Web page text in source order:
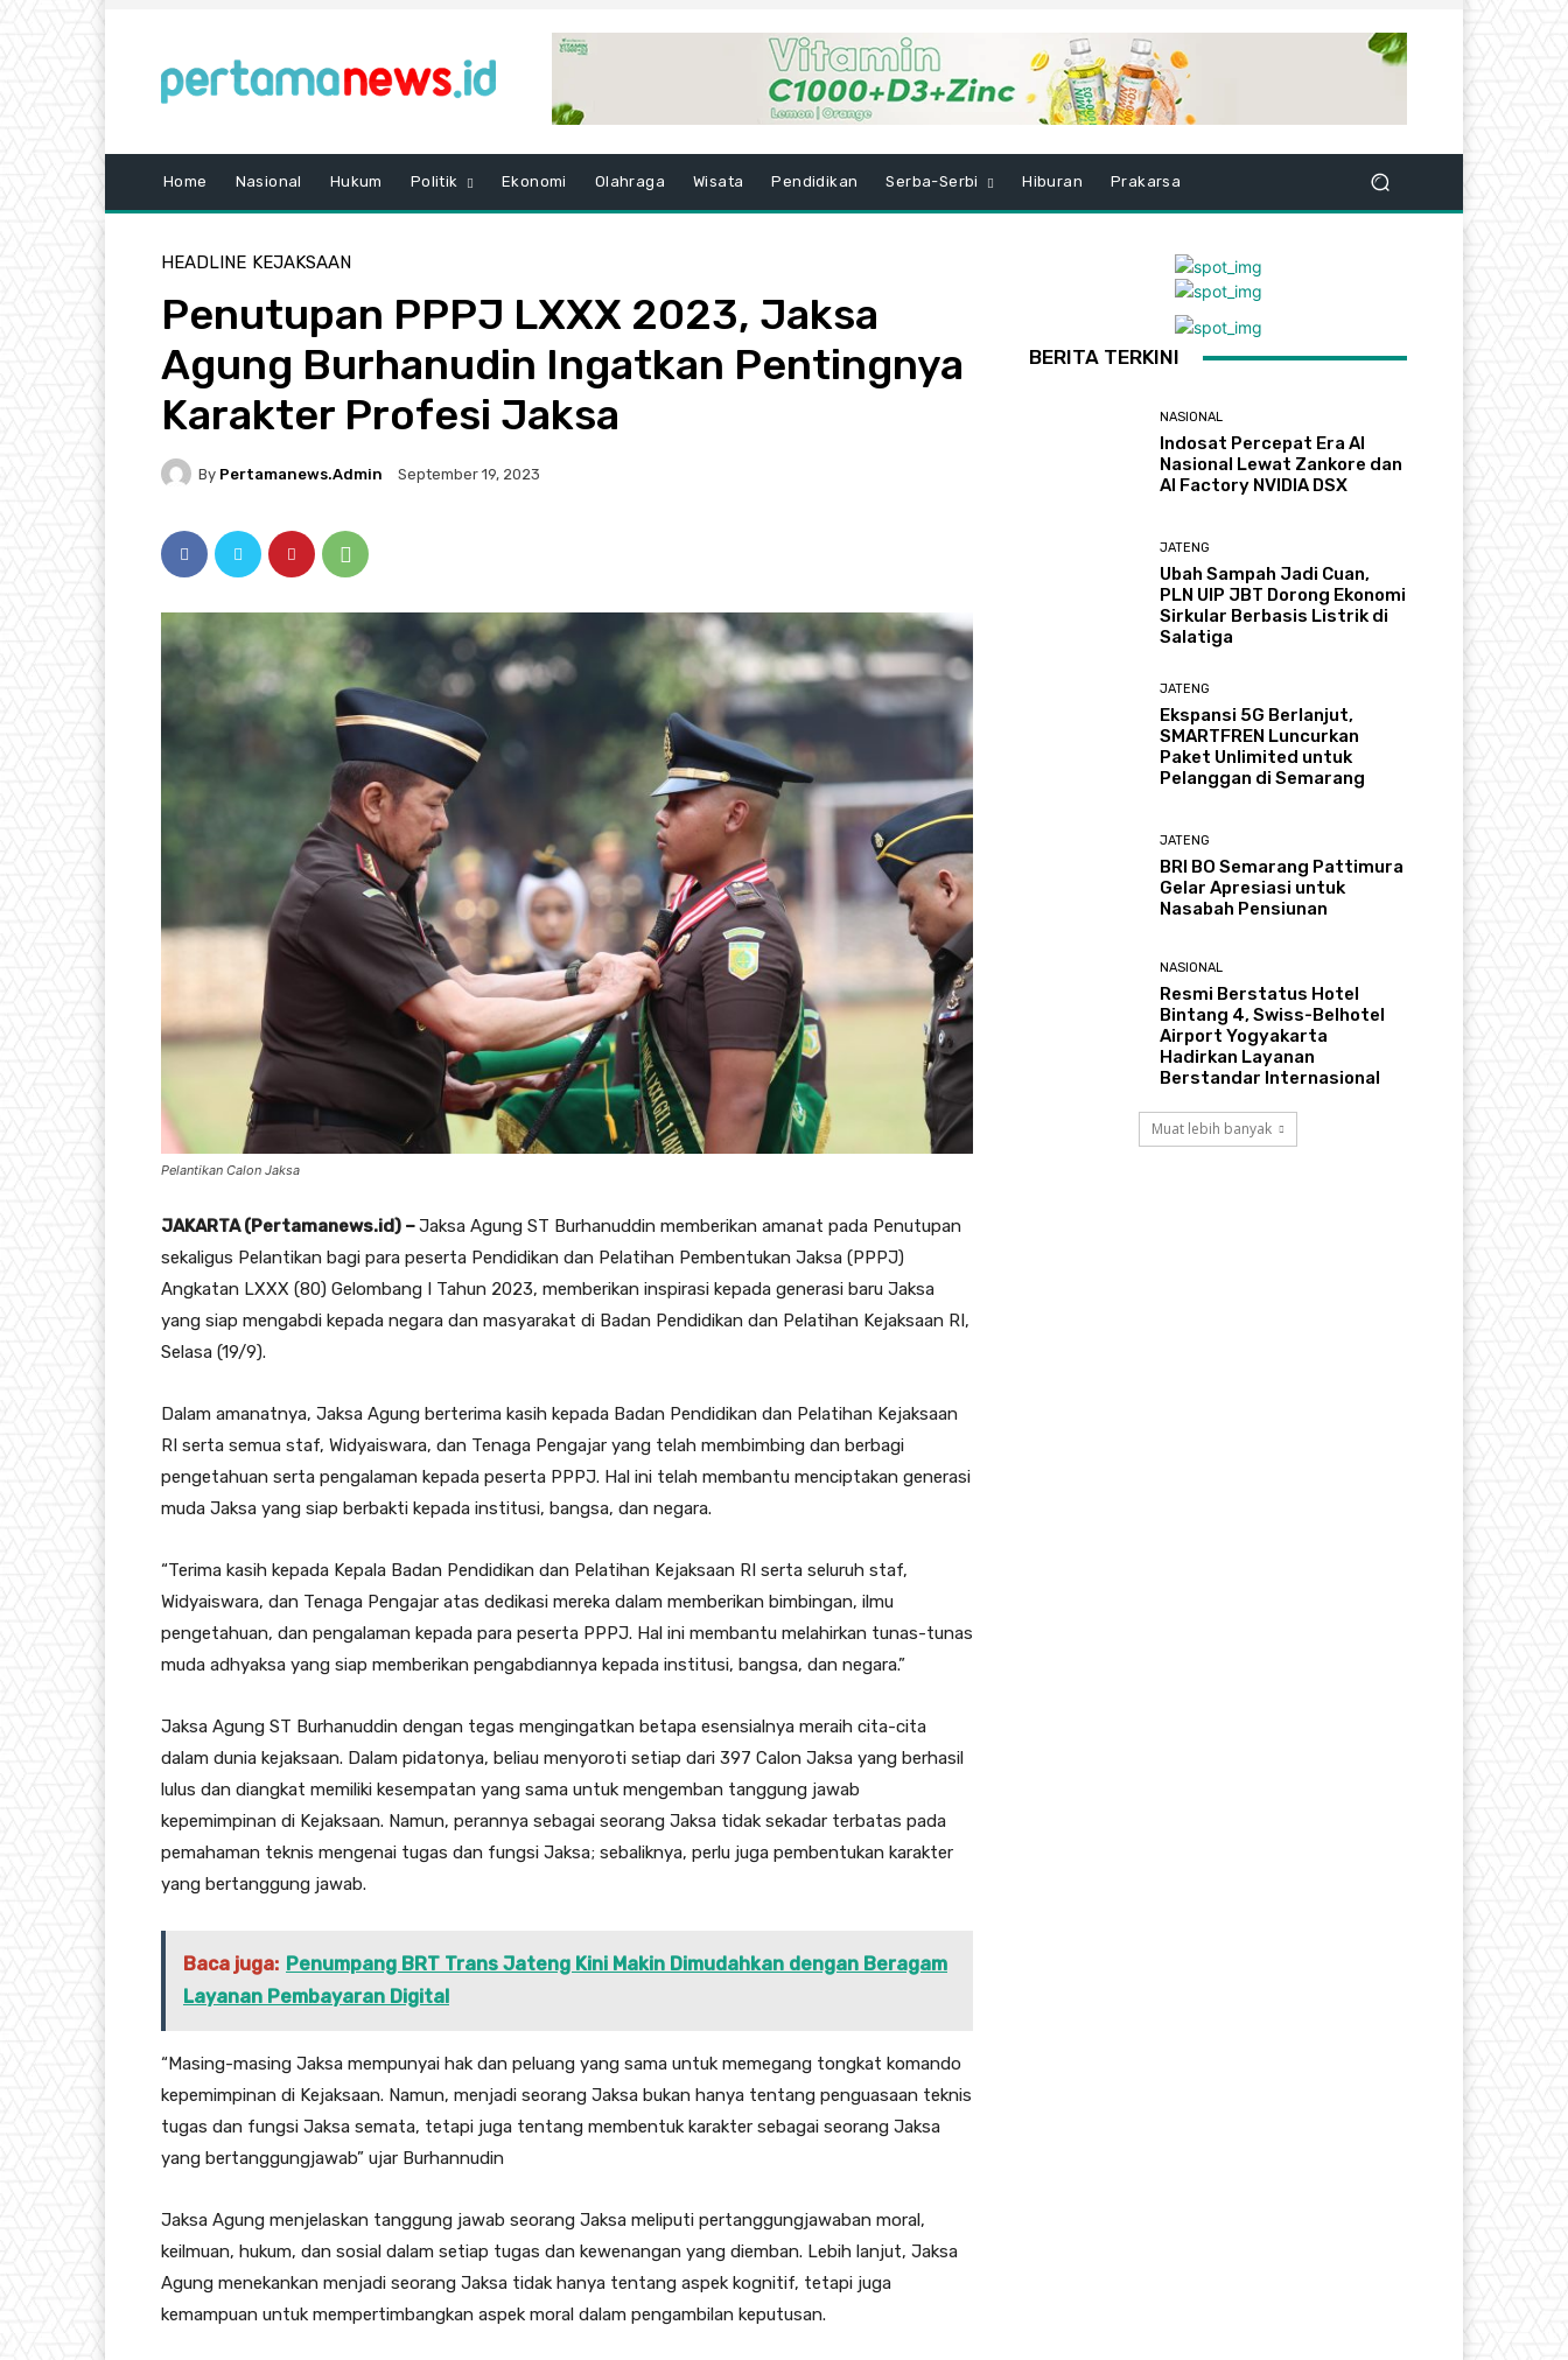
Home Nasional Hukum Politik Ekonomi Olahraga Wisata Pendidikan Serba-Serbi Hiburan Prakarsa
HEADLINE KEJAKSAAN
Penutupan PPPJ LXXX 2023, Jaksa
Agung Burhanudin Ingatkan Pentingnya
Karakter Profesi Jaksa
By Pertamanews.admin September 19, 2023
Pelantikan Calon Jaksa
JAKARTA (Pertamanews.id) –Jaksa Agung ST Burhanuddin memberikan amanat pada Penutupan
sekaligus Pelantikan bagi para peserta Pendidikan dan Pelatihan Pembentukan Jaksa (PPPJ)
Angkatan LXXX (80) Gelombang I Tahun 2023, memberikan inspirasi kepada generasi baru Jaksa
yang siap mengabdi kepada negara dan masyarakat di Badan Pendidikan dan Pelatihan Kejaksaan RI,
Selasa (19/9).
Dalam amanatnya, Jaksa Agung berterima kasih kepada Badan Pendidikan dan Pelatihan Kejaksaan
RI serta semua staf, Widyaiswara, dan Tenaga Pengajar yang telah membimbing dan berbagi
pengetahuan serta pengalaman kepada peserta PPPJ. Hal ini telah membantu menciptakan generasi
muda Jaksa yang siap berbakti kepada institusi, bangsa, dan negara.
“Terima kasih kepada Kepala Badan Pendidikan dan Pelatihan Kejaksaan RI serta seluruh staf,
Widyaiswara, dan Tenaga Pengajar atas dedikasi mereka dalam memberikan bimbingan, ilmu
pengetahuan, dan pengalaman kepada para peserta PPPJ. Hal ini membantu melahirkan tunas-tunas
muda adhyaksa yang siap memberikan pengabdiannya kepada institusi, bangsa, dan negara.”
Jaksa Agung ST Burhanuddin dengan tegas mengingatkan betapa esensialnya meraih cita-cita
dalam dunia kejaksaan. Dalam pidatonya, beliau menyoroti setiap dari 397 Calon Jaksa yang berhasil
lulus dan diangkat memiliki kesempatan yang sama untuk mengemban tanggung jawab
kepemimpinan di Kejaksaan. Namun, perannya sebagai seorang Jaksa tidak sekadar terbatas pada
pemahaman teknis mengenai tugas dan fungsi Jaksa; sebaliknya, perlu juga pembentukan karakter
yang bertanggung jawab.
Baca juga: Penumpang BRT Trans Jateng Kini Makin Dimudahkan dengan Beragam
Layanan Pembayaran Digital
“Masing-masing Jaksa mempunyai hak dan peluang yang sama untuk memegang tongkat komando
kepemimpinan di Kejaksaan. Namun, menjadi seorang Jaksa bukan hanya tentang penguasaan teknis
tugas dan fungsi Jaksa semata, tetapi juga tentang membentuk karakter sebagai seorang Jaksa
yang bertanggungjawab” ujar Burhannudin
Jaksa Agung menjelaskan tanggung jawab seorang Jaksa meliputi pertanggungjawaban moral,
keilmuan, hukum, dan sosial dalam setiap tugas dan kewenangan yang diemban. Lebih lanjut, Jaksa
Agung menekankan menjadi seorang Jaksa tidak hanya tentang aspek kognitif, tetapi juga
kemampuan untuk mempertimbangkan aspek moral dalam pengambilan keputusan.
BERITA TERKINI
NASIONAL
Indosat Percepat Era AI
Nasional Lewat Zankore dan
AI Factory NVIDIA DSX
JATENG
Ubah Sampah Jadi Cuan,
PLN UIP JBT Dorong Ekonomi
Sirkular Berbasis Listrik di
Salatiga
JATENG
Ekspansi 5G Berlanjut,
SMARTFREN Luncurkan
Paket Unlimited untuk
Pelanggan di Semarang
JATENG
BRI BO Semarang Pattimura
Gelar Apresiasi untuk
Nasabah Pensiunan
NASIONAL
Resmi Berstatus Hotel
Bintang 4, Swiss-Belhotel
Airport Yogyakarta
Hadirkan Layanan
Berstandar Internasional
Muat lebih banyak